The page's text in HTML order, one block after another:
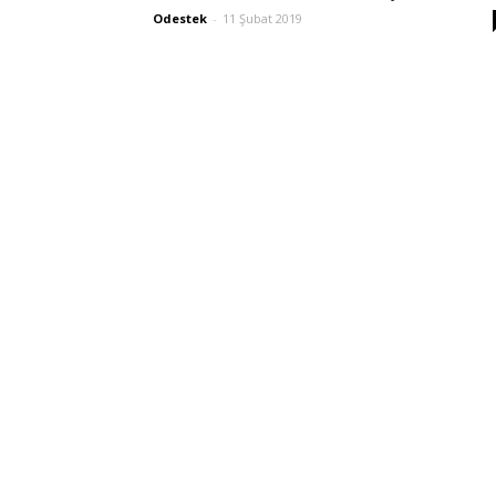
Odestek - 11 Şubat 2019